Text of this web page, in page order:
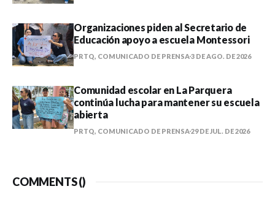
Organizaciones piden al Secretario de
Educación apoyo a escuela Montessori
PRTQ, COMUNICADO DE PRENSA3 DE AGO. DE 2026
Comunidad escolar en La Parquera
continúa lucha para mantener su escuela
abierta
PRTQ, COMUNICADO DE PRENSA29 DE JUL. DE 2026
COMMENTS ()